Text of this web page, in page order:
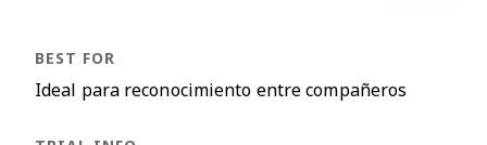
Ideal para reconocimiento entre compañeros